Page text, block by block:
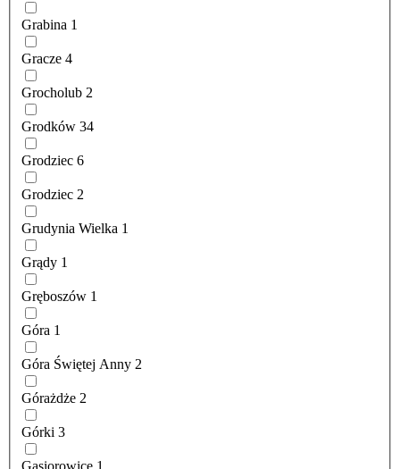
Grabina 1
Gracze 4
Grocholub 2
Grodków 34
Grodziec 6
Grodziec 2
Grudynia Wielka 1
Grądy 1
Gręboszów 1
Góra 1
Góra Świętej Anny 2
Górażdże 2
Górki 3